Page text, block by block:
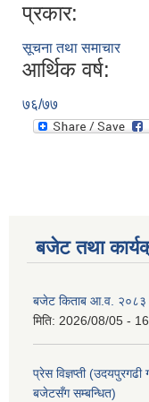
प्रकार:
सूचना तथा समाचार
आर्थिक वर्ष:
७६/७७
बजेट तथा
बजेट किताब आ.व.
मिति: 2026/08/05 -
प्रेस विज्ञप्ती
बजेटसँग सम्बन्धित)